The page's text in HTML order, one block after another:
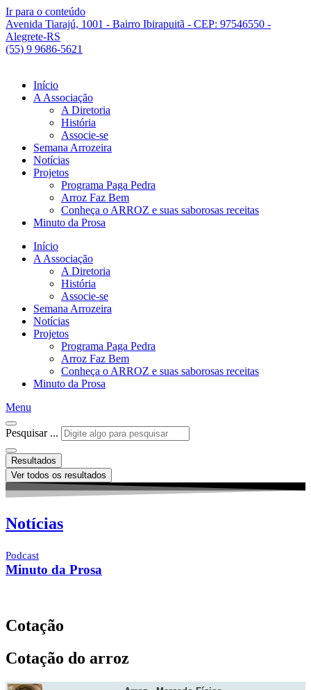
Ir para o conteúdo
Avenida Tiarajú, 1001 - Bairro Ibirapuitã - CEP: 97546550 -
Alegrete-RS
(55) 9 9686-5621
Início
A Associação
A Diretoria
História
Associe-se
Semana Arrozeira
Notícias
Projetos
Programa Paga Pedra
Arroz Faz Bem
Conheça o ARROZ e suas saborosas receitas
Minuto da Prosa
Início
A Associação
A Diretoria
História
Associe-se
Semana Arrozeira
Notícias
Projetos
Programa Paga Pedra
Arroz Faz Bem
Conheça o ARROZ e suas saborosas receitas
Minuto da Prosa
Menu
Pesquisar ...
Resultados
Ver todos os resultados
Notícias
Podcast
Minuto da Prosa
Cotação
Cotação do arroz